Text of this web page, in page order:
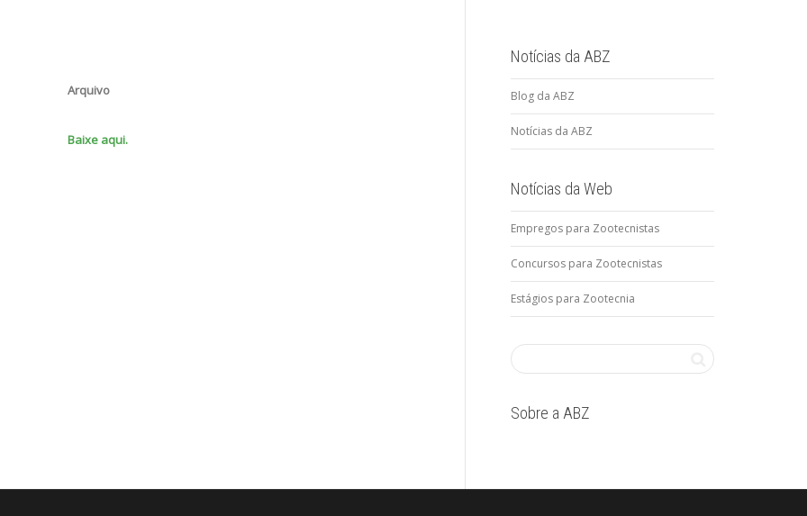
Arquivo
Baixe aqui.
Notícias da ABZ
Blog da ABZ
Notícias da ABZ
Notícias da Web
Empregos para Zootecnistas
Concursos para Zootecnistas
Estágios para Zootecnia
Sobre a ABZ